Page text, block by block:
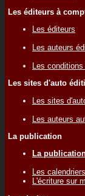
Les éditeurs à
Les éditeurs
Les auteurs
Les
Les sites d'auto
Les sites
Les auteurs
La publication
La
Les
L'écriture sur